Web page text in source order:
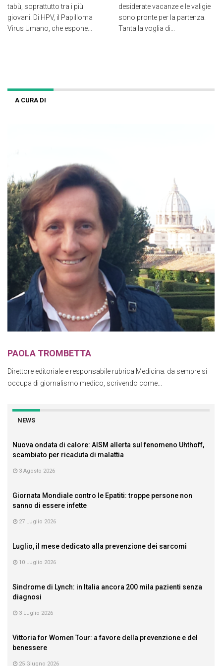
tabù, soprattutto tra i più
giovani. Di HPV, il Papilloma
Virus Umano, che espone...
desiderate vacanze e le valigie
sono pronte per la partenza.
Tanta la voglia di...
A CURA DI
PAOLA TROMBETTA
Direttore editoriale e responsabile rubrica Medicina: da sempre si
occupa di giornalismo medico, scrivendo come...
NEWS
Nuova ondata di calore: AISM allerta sul fenomeno Uhthoff,
scambiato per ricaduta di malattia
3 Agosto 2026
Giornata Mondiale contro le Epatiti: troppe persone non
sanno di essere infette
27 Luglio 2026
Luglio, il mese dedicato alla prevenzione dei sarcomi
10 Luglio 2026
Sindrome di Lynch: in Italia ancora 200 mila pazienti senza
diagnosi
3 Luglio 2026
Vittoria for Women Tour: a favore della prevenzione e del
benessere
25 Giugno 2026